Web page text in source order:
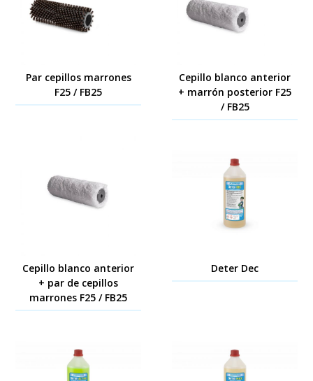
Par cepillos marrones
F25 / FB25
Cepillo blanco anterior
+ marrón posterior F25
/ FB25
Cepillo blanco anterior
+ par de cepillos
marrones F25 / FB25
Deter Dec